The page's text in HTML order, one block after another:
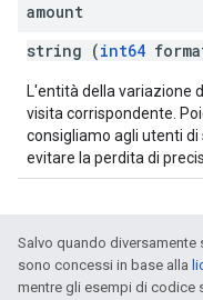
amount
string (int64
L'entità della variazione
visita corrispondente.
consigliamo agli utenti
evitare la perdita di
Salvo quando
sono concessi in base alla
mentre gli esempi di codice